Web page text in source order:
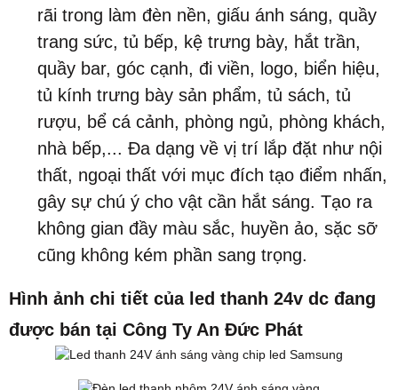
rãi trong làm đèn nền, giấu ánh sáng, quầy
trang sức, tủ bếp, kệ trưng bày, hắt trần,
quầy bar, góc cạnh, đi viền, logo, biển hiệu,
tủ kính trưng bày sản phẩm, tủ sách, tủ
rượu, bể cá cảnh, phòng ngủ, phòng khách,
nhà bếp,... Đa dạng về vị trí lắp đặt như nội
thất, ngoại thất với mục đích tạo điểm nhấn,
gây sự chú ý cho vật cần hắt sáng. Tạo ra
không gian đầy màu sắc, huyền ảo, sặc sỡ
cũng không kém phần sang trọng.
Hình ảnh chi tiết của led thanh 24v dc đang
được bán tại Công Ty An Đức Phát